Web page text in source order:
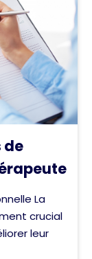
de
La
crucial
leur